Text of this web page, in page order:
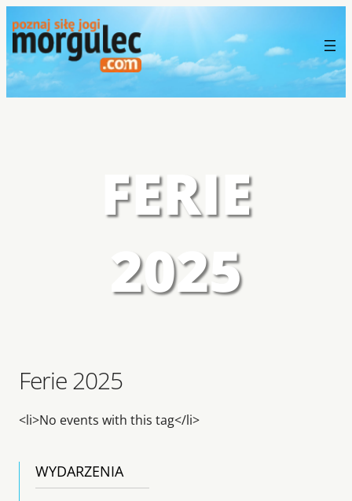
FERIE
2025
Ferie 2025
<li>No events with this tag</li>
WYDARZENIA